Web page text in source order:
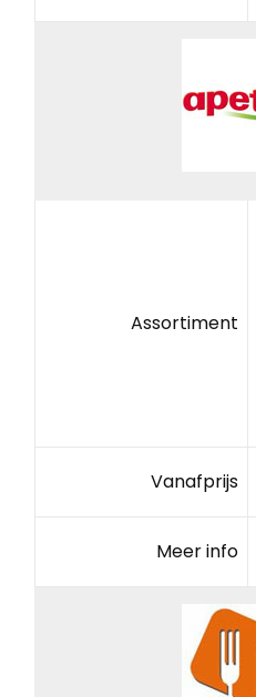
Assortiment
Vanafprijs
Meer info